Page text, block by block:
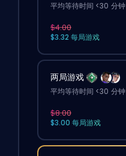
平均等待时间 <30 分钟
$4.00
$3.32 每局游戏
两局游戏
平均等待时间 <30 分钟
$8.00
$3.00 每局游戏